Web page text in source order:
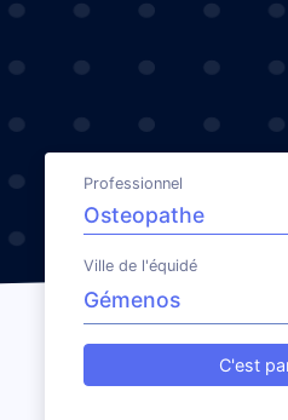
Professionnel
Ville de l'équidé
C'est